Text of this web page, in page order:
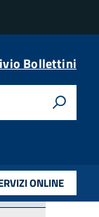
Bollettini
ONLINE